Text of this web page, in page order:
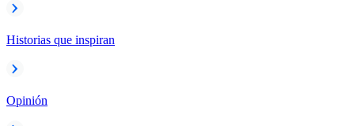
Historias que inspiran
Opinión